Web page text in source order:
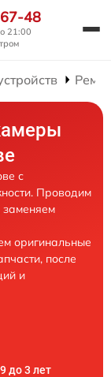
48
21:00
с
Проводим
заменяем
оригинальные
после
и
до 3 лет